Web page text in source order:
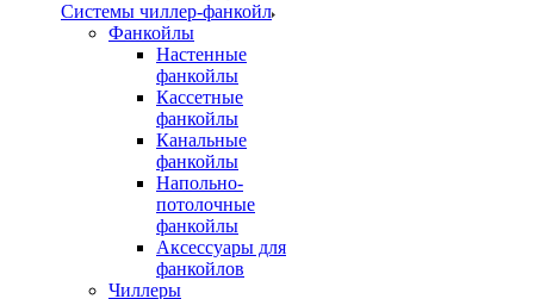
Системы чиллер-фанкойл
Фанкойлы
Настенные
фанкойлы
Кассетные
фанкойлы
Канальные
фанкойлы
Напольно-
потолочные
фанкойлы
Аксессуары для
фанкойлов
Чиллеры